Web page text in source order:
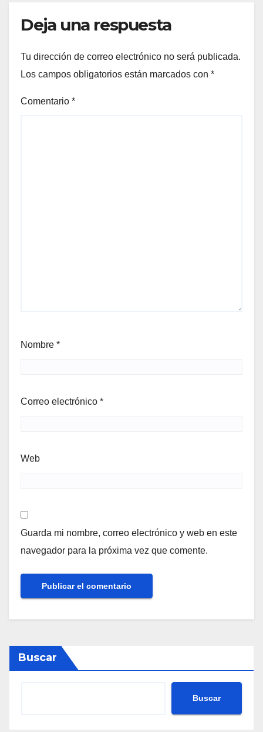
Deja una respuesta
Tu dirección de correo electrónico no será publicada.
Los campos obligatorios están marcados con *
Comentario *
Nombre *
Correo electrónico *
Web
Guarda mi nombre, correo electrónico y web en este
navegador para la próxima vez que comente.
Buscar
Buscar